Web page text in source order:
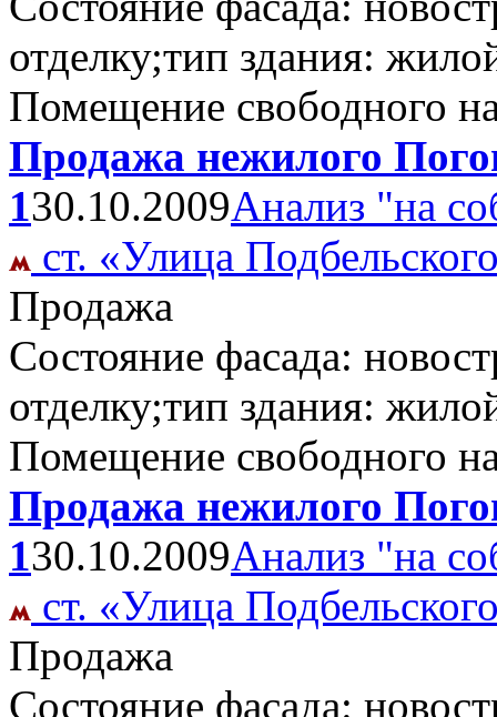
отделку;тип здания:
Помещение свободного
Продажа нежилого
130.10.2009Анализ "на
ст. «Улица
Продажа
Состояние фасада:
отделку;тип здания:
Помещение свободного
Продажа нежилого
130.10.2009Анализ "на
ст. «Улица
Продажа
Состояние фасада: